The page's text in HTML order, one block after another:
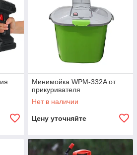
Минимойка WPM-332A от
прикуривателя
Нет в наличии
Цену уточняйте